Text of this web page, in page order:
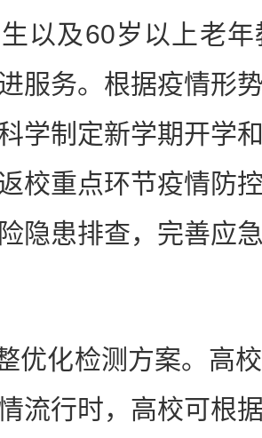
以及60岁以上老
服务。根据疫情形
学制定新学期开学
校重点环节疫情防
隐患排查，完善应
化检测方案。高校
流行时，高校可根